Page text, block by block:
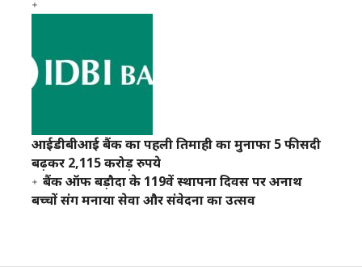
आईडीबीआई बैंक का पहली तिमाही का मुनाफा 5 फीसदी
बढ़कर 2,115 करोड़ रुपये
बैंक ऑफ बड़ौदा के 119वें स्थापना दिवस पर अनाथ
बच्चों संग मनाया सेवा और संवेदना का उत्सव